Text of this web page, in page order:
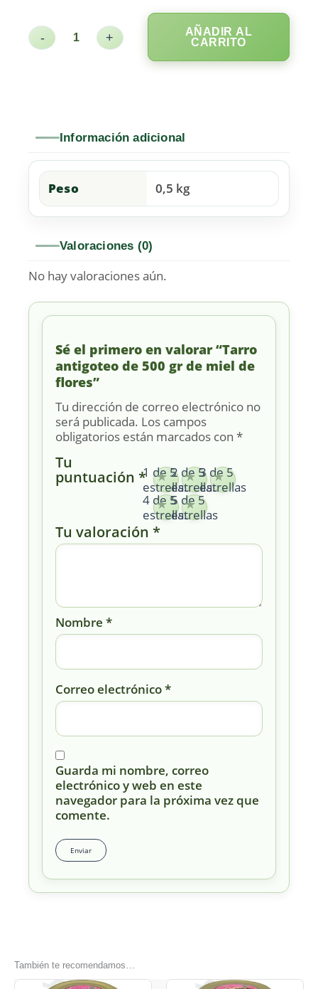
- +
AÑADIR AL
CARRITO
Información adicional
Peso 0,5 kg
Valoraciones (0)
No hay valoraciones aún.
Sé el primero en valorar “Tarro
antigoteo de 500 gr de miel de
flores”
Tu dirección de correo electrónico no
será publicada. Los campos
obligatorios están marcados con *
Tu
puntuación *1 de 5
estrellas
2 de 5
estrellas
3 de 5
estrellas
4 de 5
estrellas
5 de 5
estrellas
Tu valoración *
Nombre *
Correo electrónico*
Guarda mi nombre, correo
electrónico y web en este
navegador para la próxima vez que
comente.
También te recomendamos…